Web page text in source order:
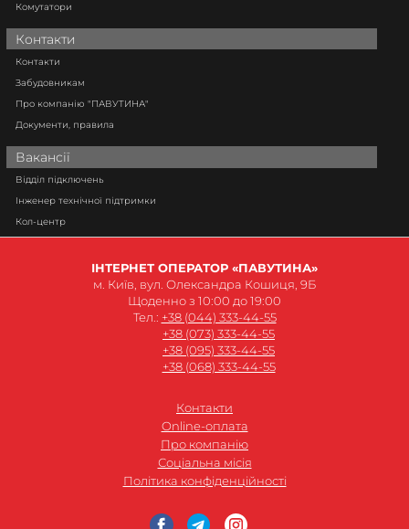
Комутатори
Контакти
Контакти
Забудовникам
Про компанію "ПАВУТИНА"
Документи, правила
Вакансії
Відділ підключень
Інженер технічної підтримки
Кол-центр
ІНТЕРНЕТ ОПЕРАТОР «ПАВУТИНА»
м. Київ, вул. Олександра Кошиця, 9Б
Щоденно з 10:00 до 19:00
Тел.: +38 (044) 333-44-55
+38 (073) 333-44-55
+38 (095) 333-44-55
+38 (068) 333-44-55
Контакти
Online-оплата
Про компанію
Соціальна місія
Політика конфіденційності